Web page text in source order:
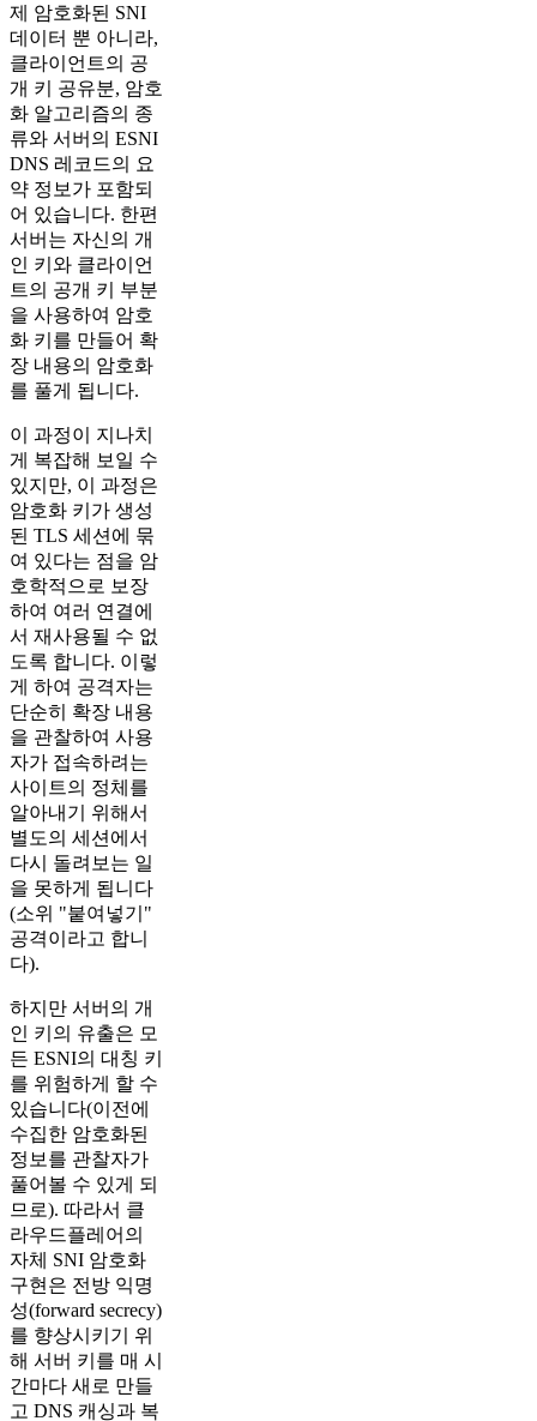
제 암호화된 SNI
데이터 뿐 아니라,
클라이언트의 공
개 키 공유분, 암호
화 알고리즘의 종
류와 서버의 ESNI
DNS 레코드의 요
약 정보가 포함되
어 있습니다. 한편
서버는 자신의 개
인 키와 클라이언
트의 공개​ 키 부분
을 사용하여 암호
화 키를 만들어​ 확
장 내용의 암호화
를 풀게 됩니다.
이 과정이 지나치
게 복잡해 보일 수
있지만, 이 과정은
암호화 키가 생성
된 TLS 세션에 묶
여 있다는 점을 암
호학적으로 보장
하여 여러 연결에
서 재사용될 수 없
도록 합니다. 이렇
게 하여 공격자는
단순히 확장 내용
을 관찰하여 사용
자가 접속하려는
사이트의 정체를
알아내기 위해서
별도의 세션에서
다시 돌려보는 일
을 못하게 됩니다
(소위 "붙여넣기"
공격이라고 합니
다).
하지만 서버의 개
인 키의 유출은 모
든 ESNI의 대칭 키
를 위험하게 할 수
있습니다(이전에
수집한 암호화된
정보를 관찰자가
풀어볼 수 있게 되
므로). 따라서 클
라우드플레어의
자체 SNI 암호화
구현은 전방 익명
성(forward secrecy)
를 향상시키기 위
해 서버 키를 매 시
간마다 새로 만들
고 DNS 캐싱과 복